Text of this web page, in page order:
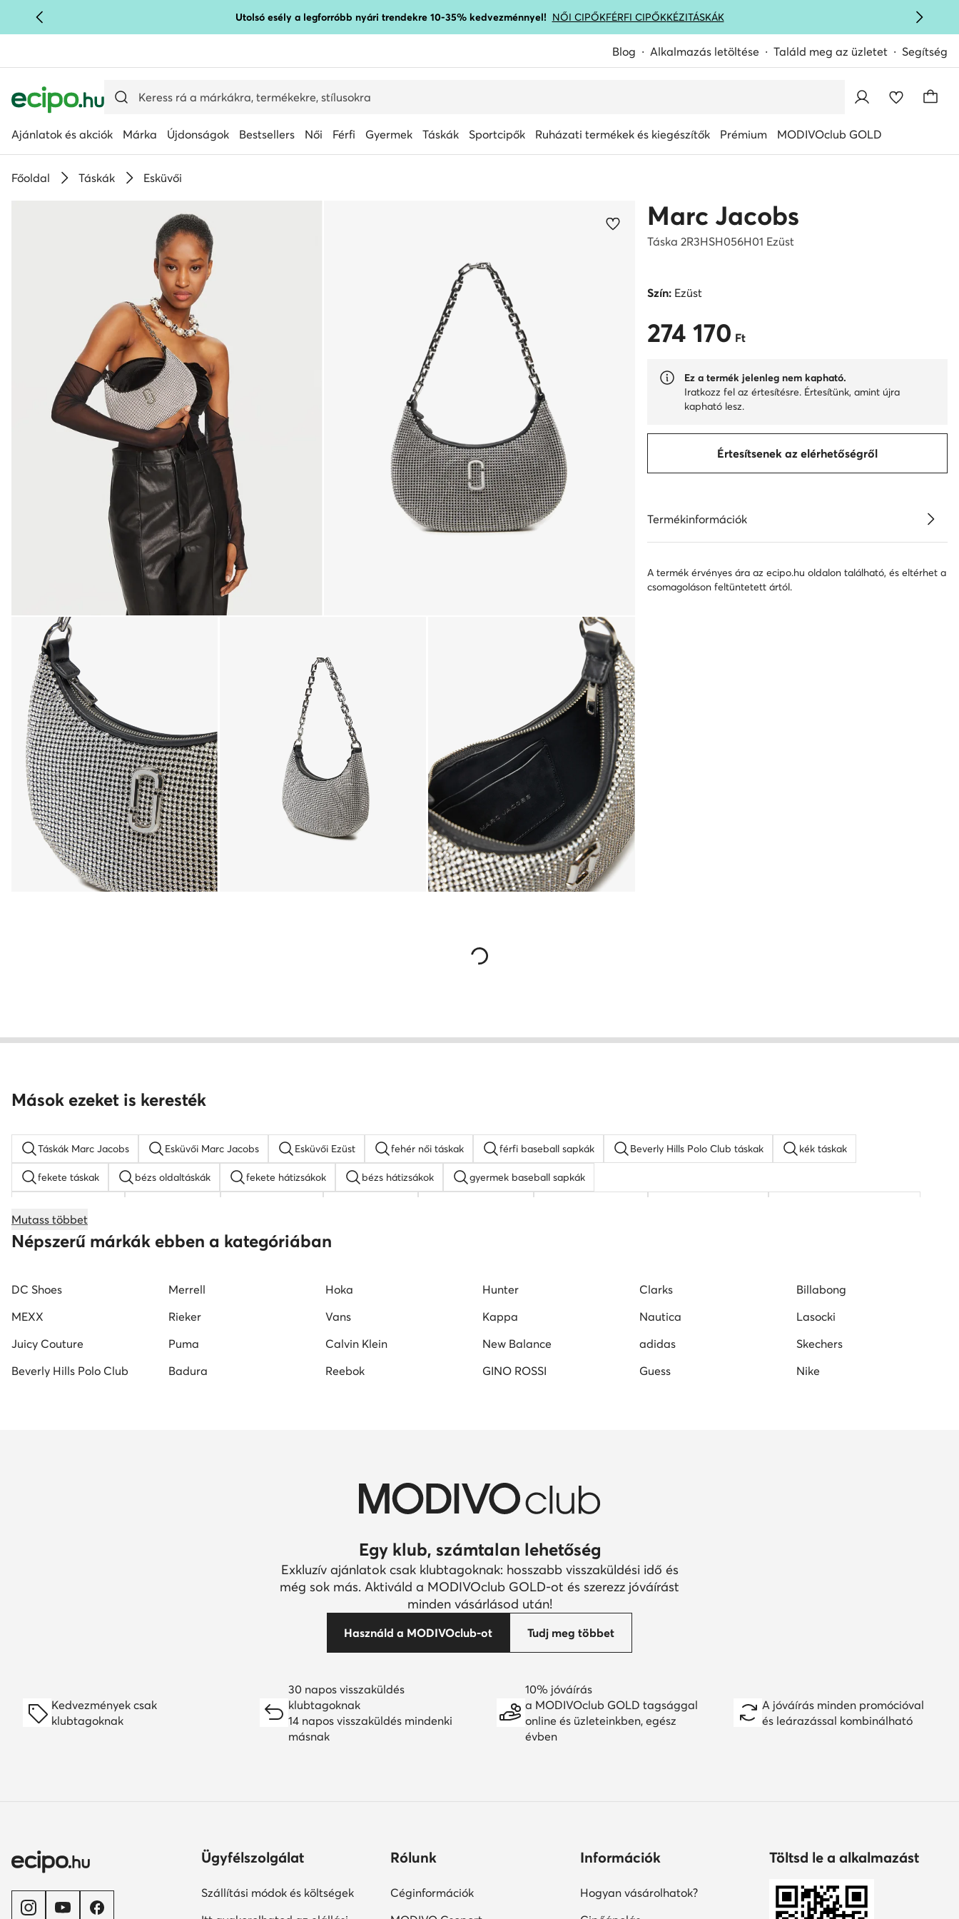
UGRÁS A FŐ TARTALOMRA Utolsó esély a legforróbb nyári trendekre 10-35% kedvezménnyel! NŐI CIPŐKFÉRFI CIPŐKKÉZITÁSKÁK
Blog Alkalmazás letöltése Találd meg az üzletet Segítség
Ajánlatok és akciók Márka Újdonságok Bestsellers Női Férfi Gyermek Táskák Sportcipők Ruházati termékek és kiegészítők Prémium MODIVOclub GOLD
Főoldal Táskák Esküvői
Marc Jacobs
Táska 2R3HSH056H01 Ezüst
Szín:Ezüst
274 170 Ft
274 170 Ft
Ez a termék jelenleg nem kapható.
Iratkozz fel az értesítésre. Értesítünk, amint újra
kapható lesz.
Értesítsenek az elérhetőségről
Termékinformációk
A termék érvényes ára az ecipo.hu oldalon található, és eltérhet a
csomagoláson feltüntetett ártól.
Mások ezeket is keresték
Táskák Marc Jacobs Esküvői Marc Jacobs Esküvői Ezüst fehér női táskak férfi baseball sapkák Beverly Hills Polo Club táskak kék táskak
fekete táskak bézs oldaltáskák fekete hátizsákok bézs hátizsákok gyermek baseball sapkák
bőr táskak Nine West táskak fekete oldaltáskák
Mutass többet
Népszerű márkák ebben a kategóriában
DC Shoes Merrell Hoka Hunter Clarks
Billabong
MEXX
Rieker Vans Kappa Nautica
Lasocki
Juicy Couture
Puma Calvin Klein New Balance adidas
Skechers
Beverly Hills Polo Club
Badura Reebok GINO ROSSI Guess Nike
Egy klub, számtalan lehetőség
Exkluzív ajánlatok csak klubtagoknak: hosszabb visszaküldési idő és
még sok más. Aktiváld a MODIVOclub GOLD-ot és szerezz jóváírást
minden vásárlásod után!
Használd a MODIVOclub-ot Tudj meg többet
Kedvezmények csak
klubtagoknak
30 napos visszaküldés
klubtagoknak
14 napos visszaküldés mindenki
másnak
10% jóváírás
a MODIVOclub GOLD tagsággal
online és üzleteinkben, egész
évben
A jóváírás minden promócióval
és leárazással kombinálható
Ügyfélszolgálat
Szállítási módok és költségek
Rólunk
Céginformációk
Információk
Hogyan vásárolhatok?
Töltsd le a alkalmazást